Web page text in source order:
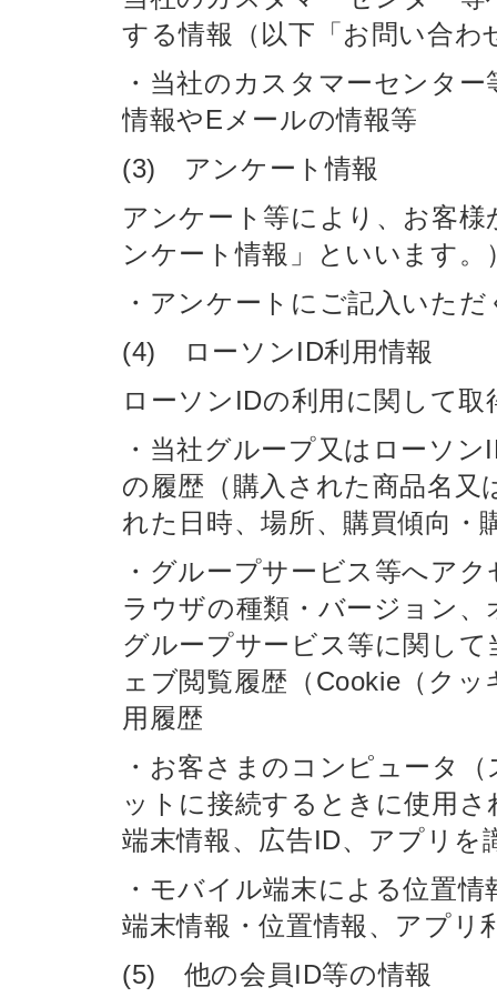
する情報（以下「お問い合わ
・当社のカスタマーセンタ
情報やEメールの情報等
(3) アンケート情報
アンケート等により、お客
ンケート情報」といいます。
・アンケートにご記入いただ
(4) ローソンID利用情報
ローソンIDの利用に関して
・当社グループ又はローソ
の履歴（購入された商品名
れた日時、場所、購買傾向・
・グループサービス等へア
ラウザの種類・バージョン
グループサービス等に関し
ェブ閲覧履歴（Cookie（ク
用履歴
・お客さまのコンピュータ
ットに接続するときに使用
端末情報、広告ID、アプリを
・モバイル端末による位置
端末情報・位置情報、アプリ
(5) 他の会員ID等の情報